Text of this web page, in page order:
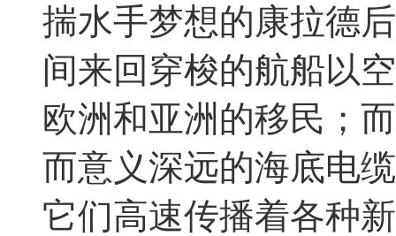
揣水手梦想的康拉德
间来回穿梭的航船以
欧洲和亚洲的移民；
而意义深远的海底电
它们高速传播着各种